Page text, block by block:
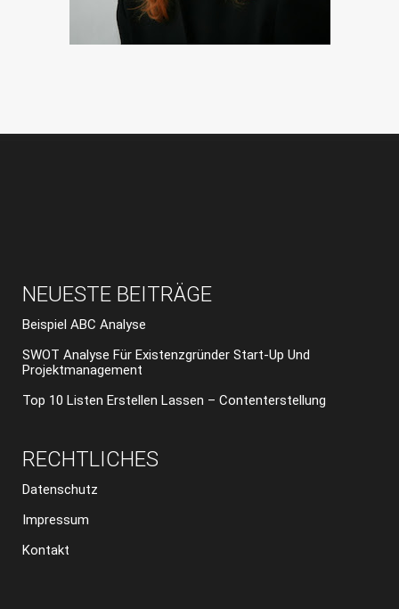
NEUESTE BEITRÄGE
Beispiel ABC Analyse
SWOT Analyse Für Existenzgründer Start-Up Und
Projektmanagement
Top 10 Listen Erstellen Lassen – Contenterstellung
RECHTLICHES
Datenschutz
Impressum
Kontakt